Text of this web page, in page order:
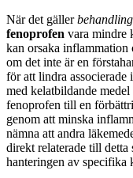
När det gäller
fenoprofen vara mindre
kan orsaka
om det inte är en
för att lindra
med kelatbildande
fenoprofen till en
genom att minska
nämna att andra
direkt relaterade till detta
hanteringen av specifika